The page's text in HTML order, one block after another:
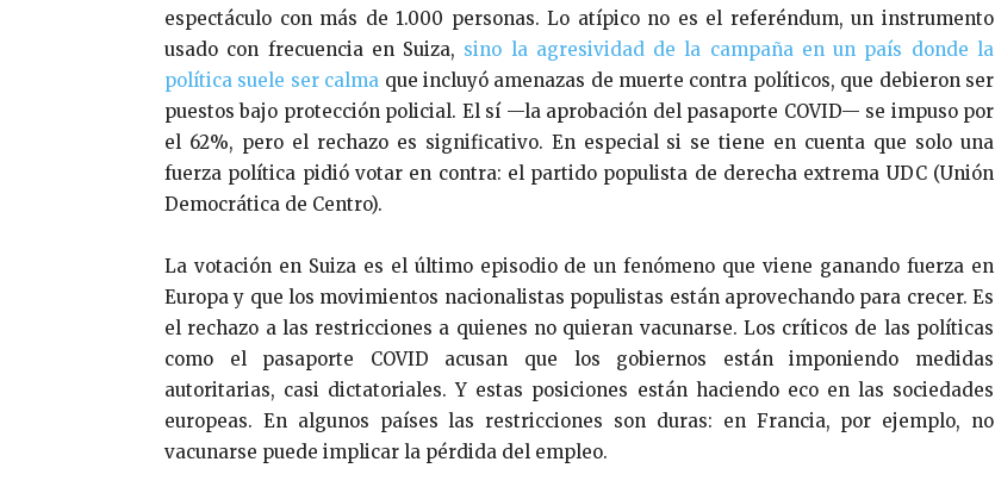
espectáculo con más de 1.000 personas. Lo atípico no es el referéndum, un instrumento
usado con frecuencia en Suiza, sino la agresividad de la campaña en un país donde la
política suele ser calma que incluyó amenazas de muerte contra políticos, que debieron ser
puestos bajo protección policial. El sí —la aprobación del pasaporte COVID— se impuso por
el 62%, pero el rechazo es significativo. En especial si se tiene en cuenta que solo una
fuerza política pidió votar en contra: el partido populista de derecha extrema UDC (Unión
Democrática de Centro).
La votación en Suiza es el último episodio de un fenómeno que viene ganando fuerza en
Europa y que los movimientos nacionalistas populistas están aprovechando para crecer. Es
el rechazo a las restricciones a quienes no quieran vacunarse. Los críticos de las políticas
como el pasaporte COVID acusan que los gobiernos están imponiendo medidas
autoritarias, casi dictatoriales. Y estas posiciones están haciendo eco en las sociedades
europeas. En algunos países las restricciones son duras: en Francia, por ejemplo, no
vacunarse puede implicar la pérdida del empleo.